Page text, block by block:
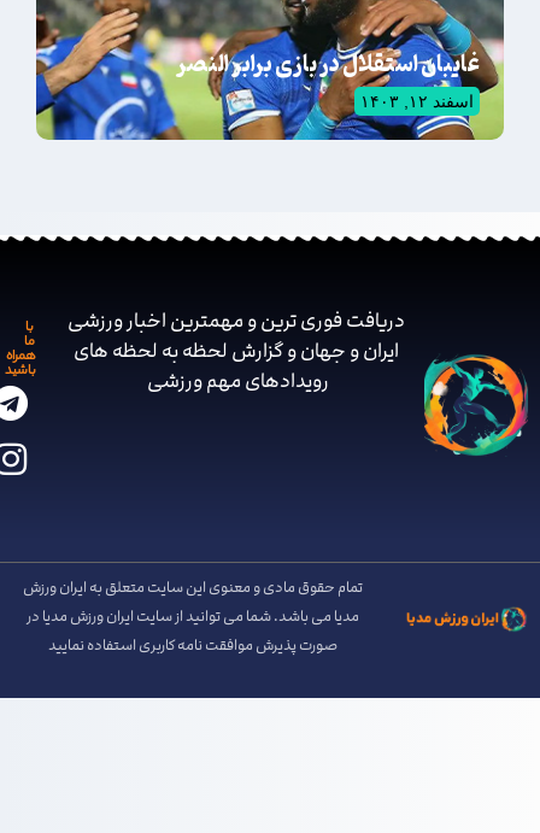
غایبان استقلال در بازی برابر النصر
اسفند ۱۲, ۱۴۰۳
دریافت فوری ترین و مهمترین اخبار ورزشی
ایران و جهان و گزارش لحظه به لحظه های
رویدادهای مهم ‌ورزشی
همراه
باشید
تمام حقوق مادی و معنوی این سایت متعلق به ایران ورزش
مدیا می باشد. شما می توانید از سایت ایران ورزش مدیا در
صورت پذیرش موافقت نامه کاربری استفاده نمایید